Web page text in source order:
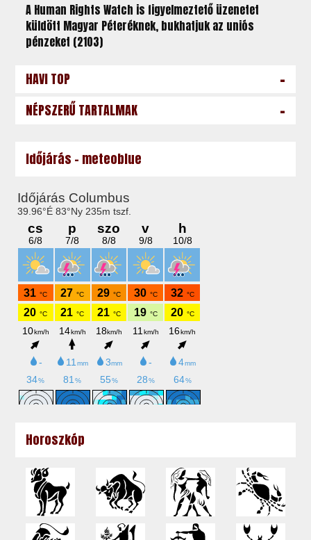
A Human Rights Watch is figyelmeztető üzenetet
küldött Magyar Péteréknek, bukhatjuk az uniós
pénzeket (2103)
HAVI TOP -
NÉPSZERŰ TARTALMAK -
Időjárás - meteoblue
Horoszkóp